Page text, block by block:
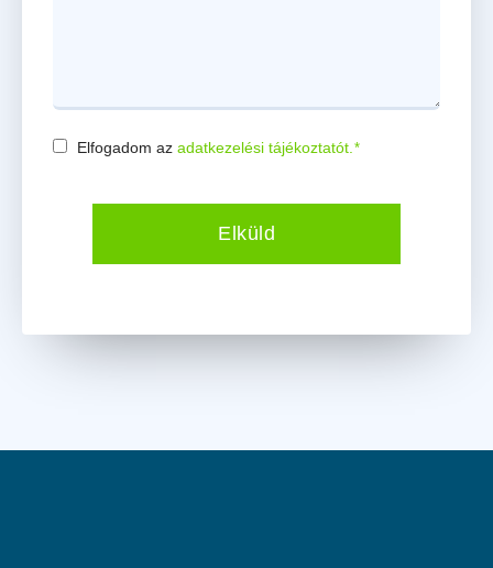
Consent*
Elfogadom az adatkezelési tájékoztatót. *
Elküld